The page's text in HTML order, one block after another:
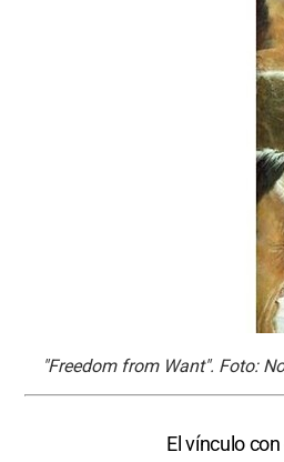
"Freedom from Want". Foto:
El vínculo